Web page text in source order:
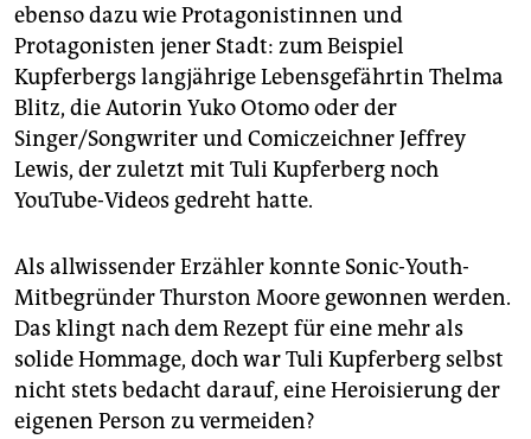
ebenso dazu wie Protagonistinnen und
Protagonisten jener Stadt: zum Beispiel
Kupferbergs langjährige Lebensgefährtin Thelma
Blitz, die Autorin Yuko Otomo oder der
Singer/Songwriter und Comiczeichner Jeffrey
Lewis, der zuletzt mit Tuli Kupferberg noch
YouTube-Videos gedreht hatte.
Als allwissender Erzähler konnte Sonic-Youth-
Mitbegründer Thurston Moore gewonnen werden.
Das klingt nach dem Rezept für eine mehr als
solide Hommage, doch war Tuli Kupferberg selbst
nicht stets bedacht darauf, eine Heroisierung der
eigenen Person zu vermeiden?